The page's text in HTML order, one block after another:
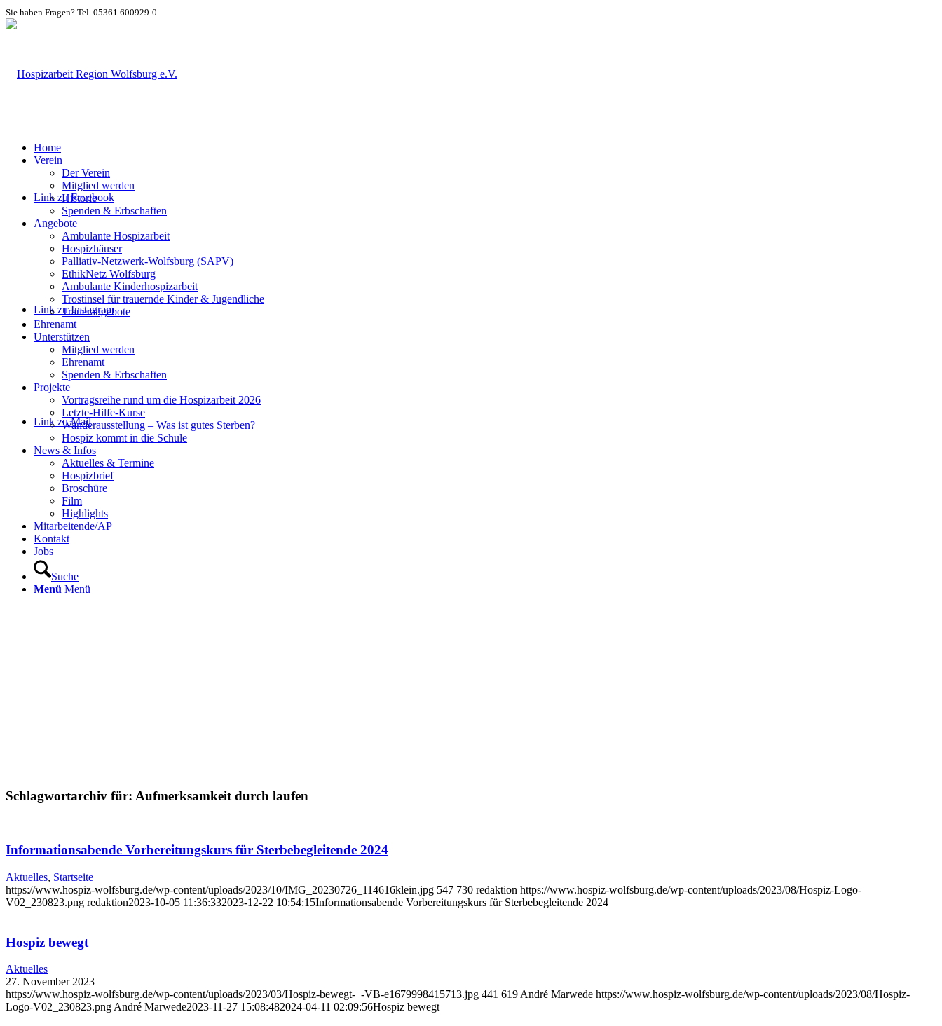
Sie haben Fragen? Tel. 05361 600929-0
Link zu Facebook
Link zu Instagram
Link zu Mail
Home
Verein
Der Verein
Mitglied werden
Historie
Spenden & Erbschaften
Angebote
Ambulante Hospizarbeit
Hospizhäuser
Palliativ-Netzwerk-Wolfsburg (SAPV)
EthikNetz Wolfsburg
Ambulante Kinderhospizarbeit
Trostinsel für trauernde Kinder & Jugendliche
Trauerangebote
Ehrenamt
Unterstützen
Mitglied werden
Ehrenamt
Spenden & Erbschaften
Projekte
Vortragsreihe rund um die Hospizarbeit 2026
Letzte-Hilfe-Kurse
Wanderausstellung – Was ist gutes Sterben?
Hospiz kommt in die Schule
News & Infos
Aktuelles & Termine
Hospizbrief
Broschüre
Film
Highlights
Mitarbeitende/AP
Kontakt
Jobs
Suche
Menü Menü
Schlagwortarchiv für: Aufmerksamkeit durch laufen
Informationsabende Vorbereitungskurs für Sterbebegleitende 2024
Aktuelles, Startseite
https://www.hospiz-wolfsburg.de/wp-content/uploads/2023/10/IMG_20230726_114616klein.jpg 547 730 redaktion https://www.hospiz-wolfsburg.de/wp-content/uploads/2023/08/Hospiz-Logo-
V02_230823.png redaktion2023-10-05 11:36:332023-12-22 10:54:15Informationsabende Vorbereitungskurs für Sterbebegleitende 2024
Hospiz bewegt
Aktuelles
27. November 2023
https://www.hospiz-wolfsburg.de/wp-content/uploads/2023/03/Hospiz-bewegt-_-VB-e1679998415713.jpg 441 619 André Marwede https://www.hospiz-wolfsburg.de/wp-content/uploads/2023/08/Hospiz-
Logo-V02_230823.png André Marwede2023-11-27 15:08:482024-04-11 02:09:56Hospiz bewegt